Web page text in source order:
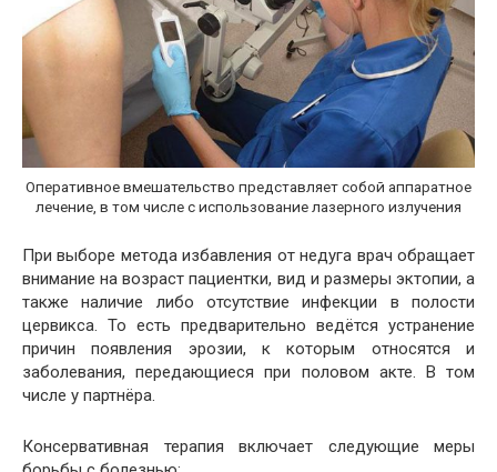
Оперативное вмешательство представляет собой аппаратное
лечение, в том числе с использование лазерного излучения
При выборе метода избавления от недуга врач обращает
внимание на возраст пациентки, вид и размеры эктопии, а
также наличие либо отсутствие инфекции в полости
цервикса. То есть предварительно ведётся устранение
причин появления эрозии, к которым относятся и
заболевания, передающиеся при половом акте. В том
числе у партнёра.
Консервативная терапия включает следующие меры